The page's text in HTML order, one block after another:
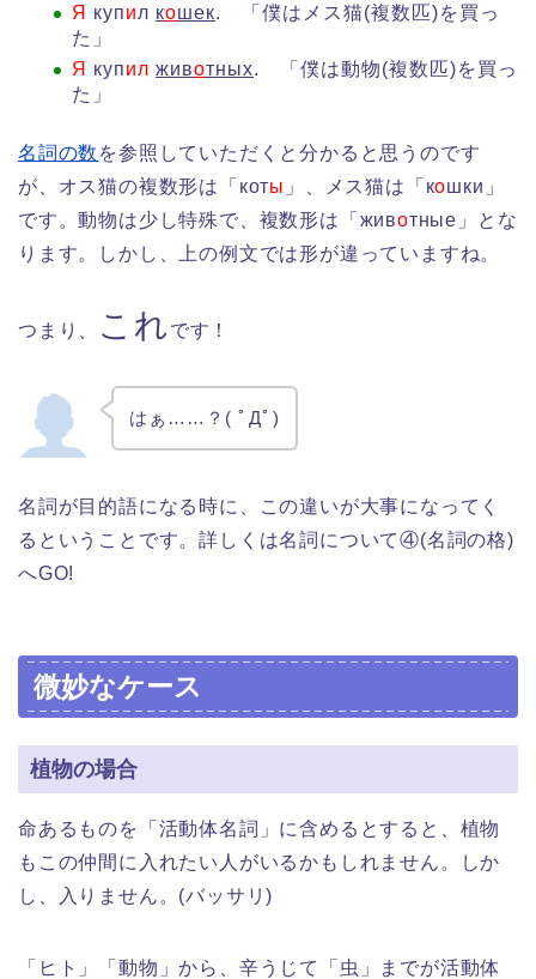
Я купил кошек. 「僕はメス猫(複数匹)を買っ
た」
Я купил животных. 「僕は動物(複数匹)を買っ
た」
名詞の数 を参照していただくと分かると思うのです
が、オス猫の複数形は「коты 」、メス猫は「кошки」
です。動物は少し特殊で、複数形は「животные」とな
ります。しかし、上の例文では形が違っていますね。
つまり、 これ です！
はぁ……？( ﾟДﾟ)
名詞が目的語になる時に、この違いが大事になってく
るということです。詳しくは名詞について④(名詞の格)
へGO!
微妙なケース
植物の場合
命あるものを「活動体名詞」に含めるとすると、植物
もこの仲間に入れたい人がいるかもしれません。しか
し、入りません。(バッサリ)
「ヒト」「動物」から、辛うじて「虫」までが活動体